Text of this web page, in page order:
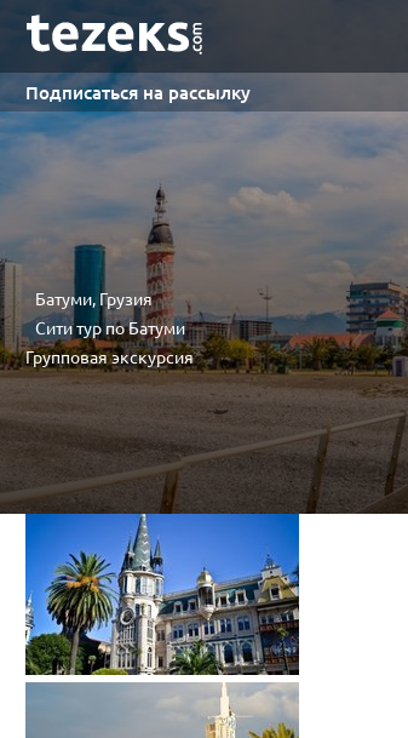
Подписаться на рассылку
Батуми, Грузия
Сити тур по Батуми
Групповая экскурсия